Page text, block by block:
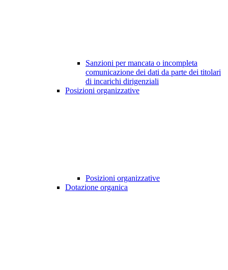
Sanzioni per mancata o incompleta
comunicazione dei dati da parte dei titolari
di incarichi dirigenziali
Posizioni organizzative
Posizioni organizzative
Dotazione organica